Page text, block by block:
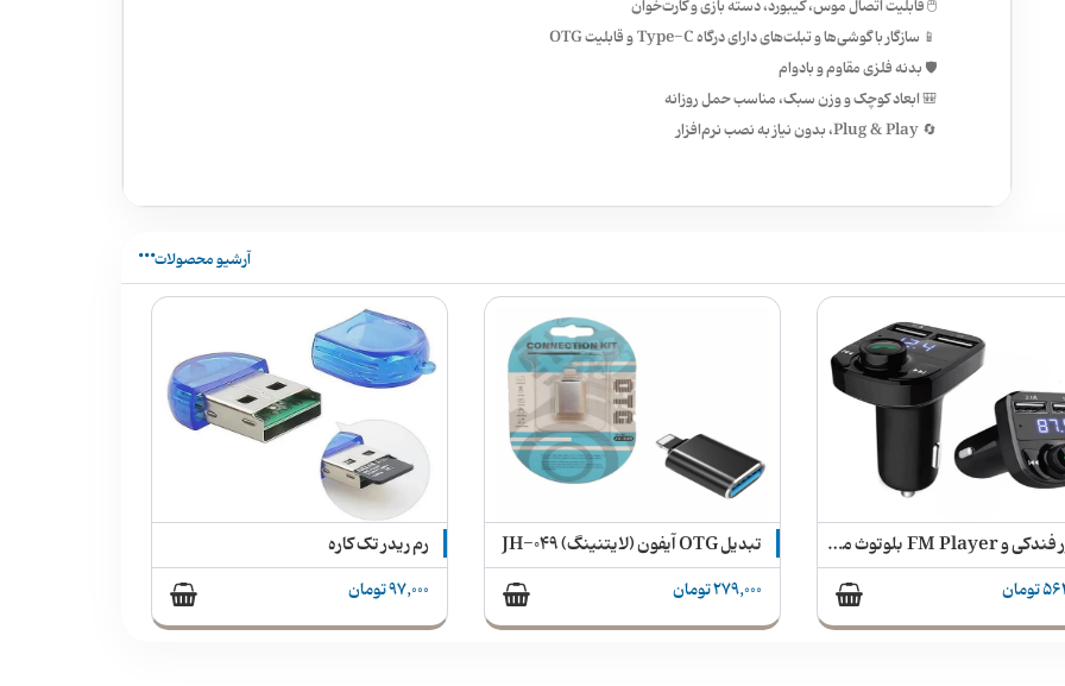
🖱️ قابلیت اتصال موس، کیبورد، دسته بازی و کارت‌خوان
📱 سازگار با گوشی‌ها و تبلت‌های دارای درگاه Type-C و قابلیت OTG
🛡️ بدنه فلزی مقاوم و بادوام
🎒 ابعاد کوچک و وزن سبک، مناسب حمل روزانه
🔄 Plug & Play، بدون نیاز به نصب نرم‌افزار
آرشیو محصولات
شارژر فندکی و FM Player بلوتوث مدل X8 تبدیل OTG آیفون (لایتنینگ) JH-۰۴۹
279,000 تومان
رم ریدر تک کاره
97,000 تومان